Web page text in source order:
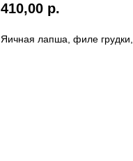
410,00 р.
Яичная лапша, филе